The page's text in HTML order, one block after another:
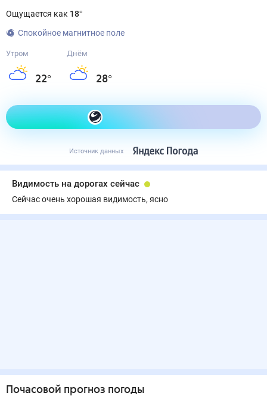
Ощущается как 18°
Спокойное магнитное поле
Утром
22°
Днём
28°
Как одеться сегодня
Источник данных
Видимость на дорогах сейчас
Сейчас очень хорошая видимость, ясно
Почасовой прогноз погоды